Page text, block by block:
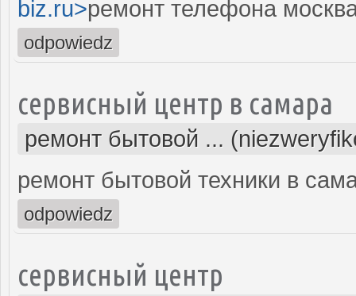
biz.ru>ремонт телефона
odpowiedz
сервисный центр в самара
ремонт бытовой ...
ремонт бытовой техники в
odpowiedz
сервисный центр